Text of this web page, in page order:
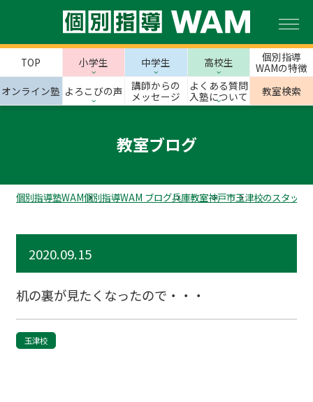
TOP 小学生 中学生 高校生
個別指導
WAMの特徴
オンライン塾 よろこびの声
講師からの
メッセージ
よくある質問
入塾について
教室検索
教室ブログ
個別指導塾WAM個別指導WAM ブログ兵庫教室神戸市玉津校のスタッフ
2020.09.15
机の裏が見たくなったので・・・
玉津校